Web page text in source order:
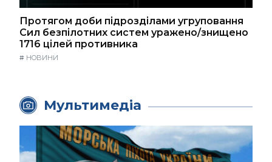
Протягом доби підрозділами угруповання
Сил безпілотних систем уражено/знищено
1716 цілей противника
# НОВИНИ
Мультимедіа